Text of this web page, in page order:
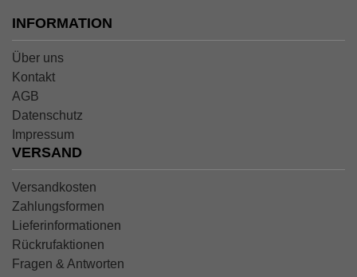
INFORMATION
Über uns
Kontakt
AGB
Datenschutz
Impressum
VERSAND
Versandkosten
Zahlungsformen
Lieferinformationen
Rückrufaktionen
Fragen & Antworten